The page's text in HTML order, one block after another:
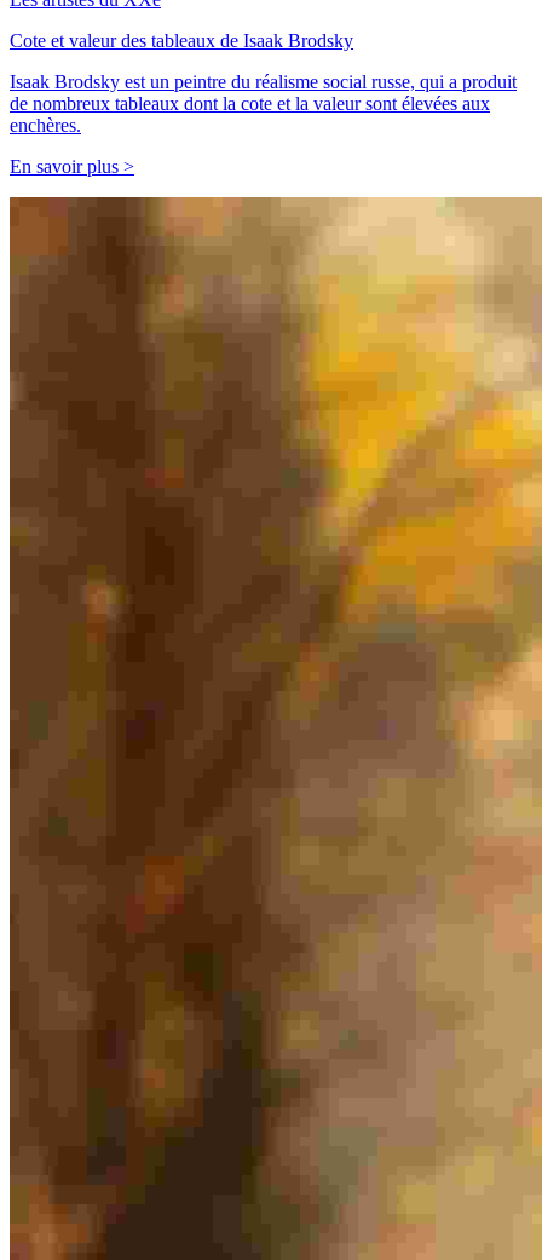
Cote et valeur des tableaux de Isaak Brodsky
Isaak Brodsky est un peintre du réalisme social russe, qui a produit
de nombreux tableaux dont la cote et la valeur sont élevées aux
enchères.
En savoir plus >